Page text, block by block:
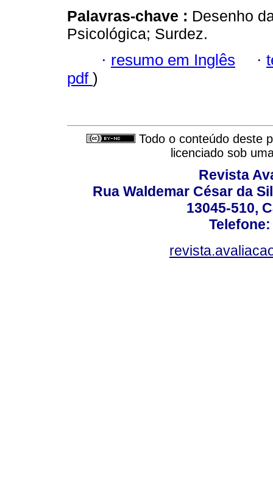
Palavras-chave : Desenho
Psicológica; Surdez.
· resumo em Inglês ·
pdf )
Todo o conteúdo deste
licenciado sob
Revista
Rua Waldemar César da
13045-510,
Telefone: